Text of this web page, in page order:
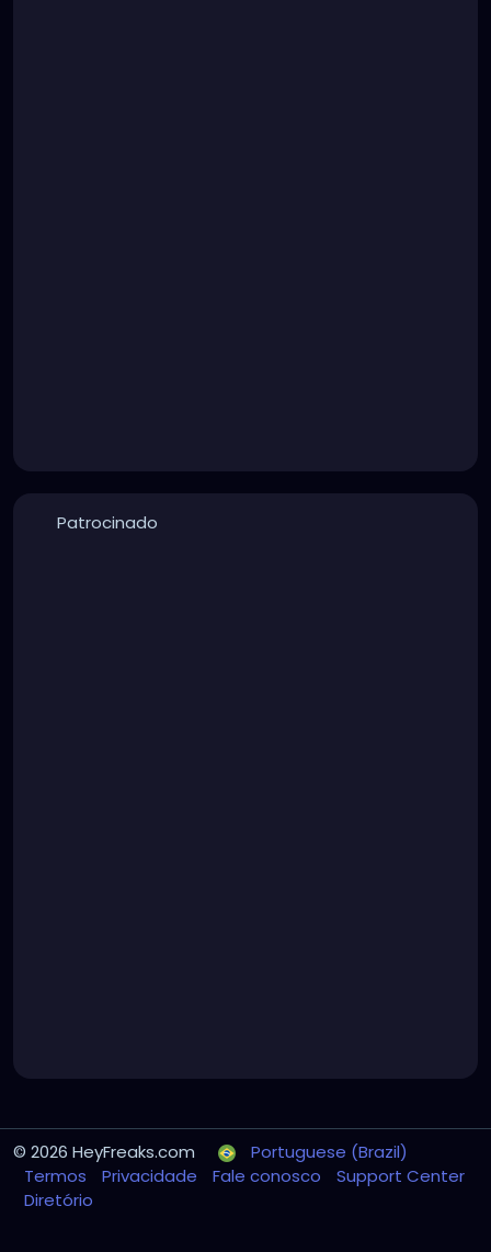
Patrocinado
© 2026 HeyFreaks.com
Portuguese (Brazil)
Termos
Privacidade Fale conosco
Support Center
Diretório